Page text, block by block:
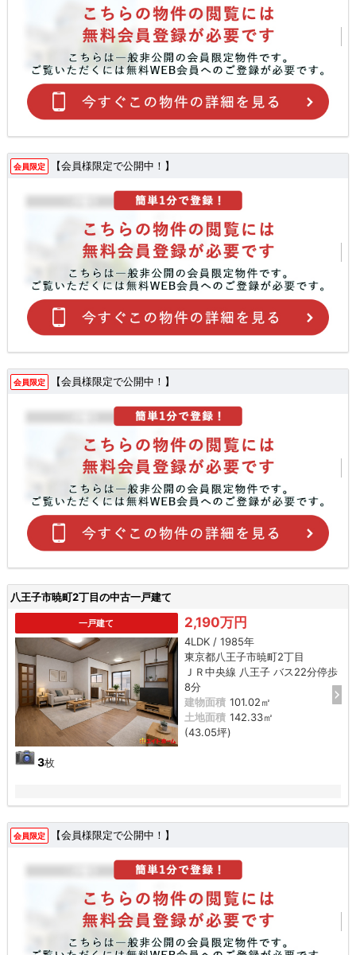
会員限定 【会員様限定で公開中！】
会員限定 【会員様限定で公開中！】
八王子市暁町2丁目の中古一戸建て
一戸建て
3枚
2,190万円
4LDK / 1985年
東京都八王子市暁町2丁目
ＪＲ中央線 八王子 バス22分停歩
8分
建物面積 101.02㎡
土地面積 142.33㎡
(43.05坪)
会員限定 【会員様限定で公開中！】